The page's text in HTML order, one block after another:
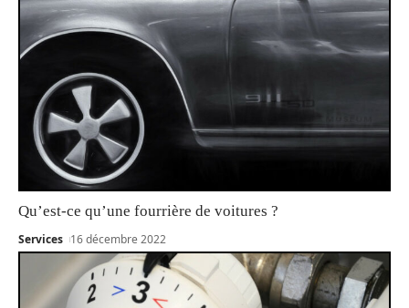
Qu’est-ce qu’une fourrière de voitures ?
Services 16 décembre 2022